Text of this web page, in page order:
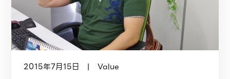
2015年7月15日 | Value